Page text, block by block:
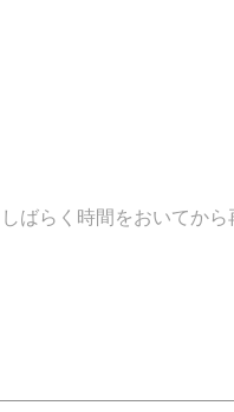
ばらく時間をおいてから